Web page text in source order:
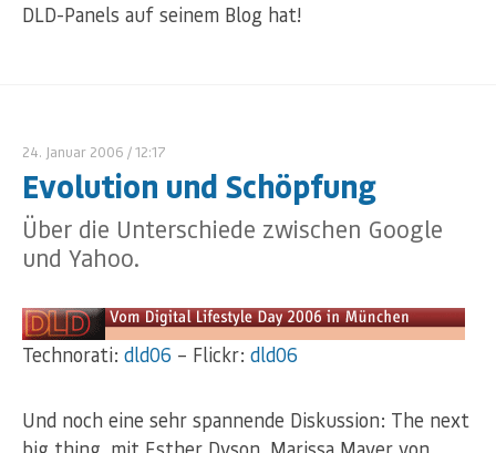
DLD-Panels auf seinem Blog hat!
24. Januar 2006 / 12:17
Evolution und Schöpfung
Über die Unterschiede zwischen Google
und Yahoo.
Technorati: dld06 – Flickr: dld06
Und noch eine sehr spannende Diskussion: The next